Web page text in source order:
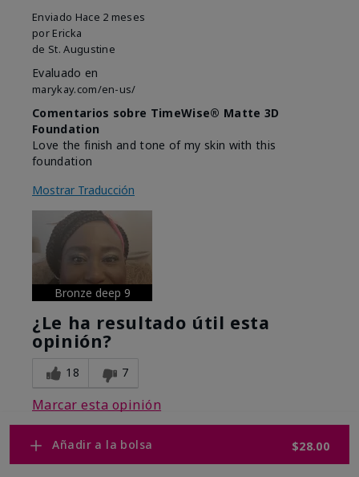
Añadir a la bolsa $28.00
Enviado Hace 2 meses
por Ericka
de St. Augustine
Evaluado en
marykay.com/en-us/
Comentarios sobre TimeWise® Matte 3D
Foundation
Love the finish and tone of my skin with this
foundation
Mostrar Traducción
Bronze deep 9
¿Le ha resultado útil esta
opinión?
18 7
Marcar esta opinión
Mostrar opiniones1-10